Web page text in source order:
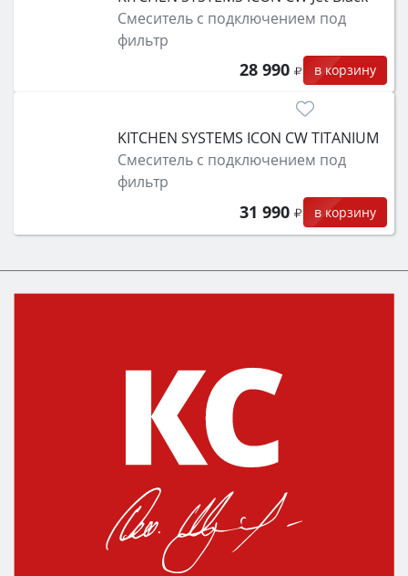
защита от детей).Смеситель с подключением под
фильтр
28 990 в корзину
KITCHEN SYSTEMS ICON CW TITANIUM
Смеситель с подключением под
фильтр
31 990 в корзину